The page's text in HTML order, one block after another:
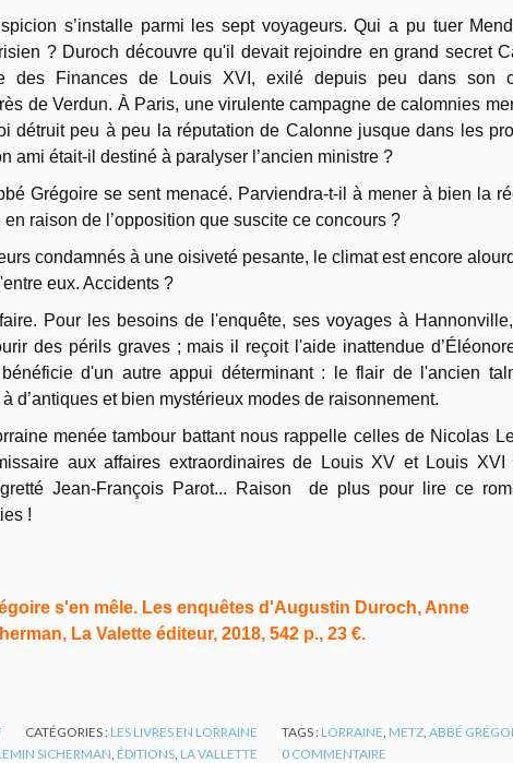
s’installe parmi les sept voyageurs. Qui a pu tuer
? Duroch découvre qu'il devait rejoindre en grand secret
des Finances de Louis XVI, exilé depuis peu dans son
de Verdun. À Paris, une virulente campagne de calomnies
détruit peu à peu la réputation de Calonne jusque dans les
ami était-il destiné à paralyser l’ancien ministre ?
Grégoire se sent menacé. Parviendra-t-il à mener à bien la
raison de l’opposition que suscite ce concours ?
condamnés à une oisiveté pesante, le climat est encore
eux. Accidents ?
Pour les besoins de l'enquête, ses voyages à
des périls graves ; mais il reçoit l'aide inattendue
d'un autre appui déterminant : le flair de l'ancien
d’antiques et bien mystérieux modes de raisonnement.
menée tambour battant nous rappelle celles de Nicolas
aux affaires extraordinaires de Louis XV et Louis XVI
Jean-François Parot... Raison de plus pour lire ce
!
s'en mêle. Les enquêtes d'Augustin Duroch, Anne
La Valette éditeur, 2018, 542 p., 23 €.
CATÉGORIES : LES LIVRES EN LORRAINE TAGS : LORRAINE METZ ,ABBÉ
SICHERMAN ÉDITIONS LA VALLETTE 0 COMMENTAIRE